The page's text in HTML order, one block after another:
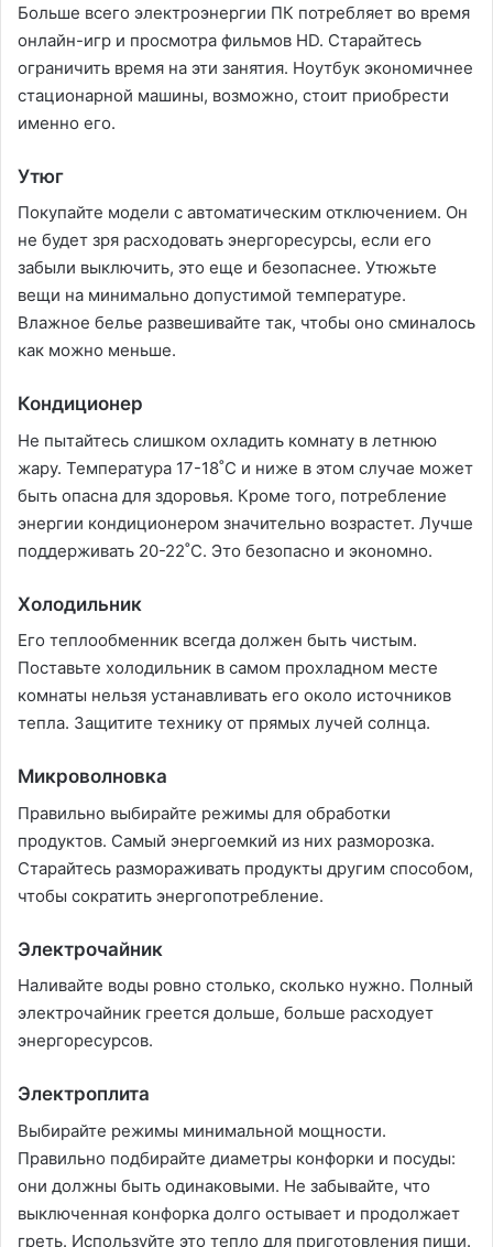
Больше всего электроэнергии ПК потребляет во время
онлайн-игр и просмотра фильмов HD. Старайтесь
ограничить время на эти занятия. Ноутбук экономичнее
стационарной машины, возможно, стоит приобрести
именно его.
Утюг
Покупайте модели с автоматическим отключением. Он
не будет зря расходовать энергоресурсы, если его
забыли выключить, это еще и безопаснее. Утюжьте
вещи на минимально допустимой температуре.
Влажное белье развешивайте так, чтобы оно сминалось
как можно меньше.
Кондиционер
Не пытайтесь слишком охладить комнату в летнюю
жару. Температура 17-18˚С и ниже в этом случае может
быть опасна для здоровья. Кроме того, потребление
энергии кондиционером значительно возрастет. Лучше
поддерживать 20-22˚С. Это безопасно и экономно.
Холодильник
Его теплообменник всегда должен быть чистым.
Поставьте холодильник в самом прохладном месте
комнаты нельзя устанавливать его около источников
тепла. Защитите технику от прямых лучей солнца.
Микроволновка
Правильно выбирайте режимы для обработки
продуктов. Самый энергоемкий из них разморозка.
Старайтесь размораживать продукты другим способом,
чтобы сократить энергопотребление.
Электрочайник
Наливайте воды ровно столько, сколько нужно. Полный
электрочайник греется дольше, больше расходует
энергоресурсов.
Электроплита
Выбирайте режимы минимальной мощности.
Правильно подбирайте диаметры конфорки и посуды:
они должны быть одинаковыми. Не забывайте, что
выключенная конфорка долго остывает и продолжает
греть. Используйте это тепло для приготовления пищи.